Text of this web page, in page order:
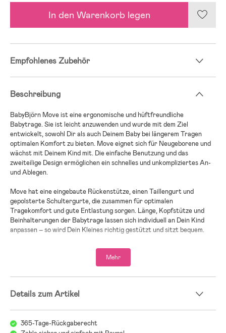
In den Warenkorb legen
Empfohlenes Zubehör
Beschreibung
BabyBjörn Move ist eine ergonomische und hüftfreundliche
Babytrage. Sie ist leicht anzuwenden und wurde mit dem Ziel
entwickelt, sowohl Dir als auch Deinem Baby bei längerem Tragen
optimalen Komfort zu bieten. Move eignet sich für Neugeborene und
wächst mit Deinem Kind mit. Die einfache Benutzung und das
zweiteilige Design ermöglichen ein schnelles und unkompliziertes An-
und Ablegen.
Move hat eine eingebaute Rückenstütze, einen Taillengurt und
gepolsterte Schultergurte, die zusammen für optimalen
Tragekomfort und gute Entlastung sorgen. Länge, Kopfstütze und
Beinhalterungen der Babytrage lassen sich individuell an Dein Kind
anpassen – so wird Dein Kleines richtig gestützt und sitzt bequem.
Hergestellt aus fortschrittlichem, dreilagigem 3D-Mesh-Gewebe.
Anstatt eines klassischen Futters hält die Babytrage durch ein
Zwischenlager aus dünnem Garn warm. Dies gewährleistet gute
Stabilität und sorgt gleichzeitig dafür, dass die Babytrage
- verstellbare Breite der Sitzfläche
Mehr
Details zum Artikel
365-Tage-Rückgaberecht